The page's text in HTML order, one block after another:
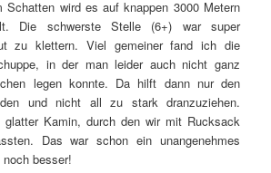
Schatten wird es auf knappen 3000 Metern
Die schwerste Stelle (6+) war super
zu klettern. Viel gemeiner fand ich die
in der man leider auch nicht ganz
legen konnte. Da hilft dann nur den
und nicht all zu stark dranzuziehen.
glatter Kamin, durch den wir mit Rucksack
Das war schon ein unangenehmes
besser!